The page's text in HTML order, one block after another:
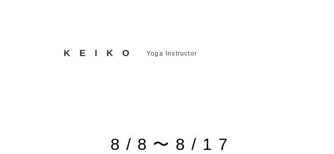
KEIKO Yoga Instructor
8/8〜8/17